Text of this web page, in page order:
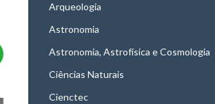
Arqueologia
Astronomia
Astronomia, Astrofísica e Cosmologia
Ciências Naturais
Cienctec